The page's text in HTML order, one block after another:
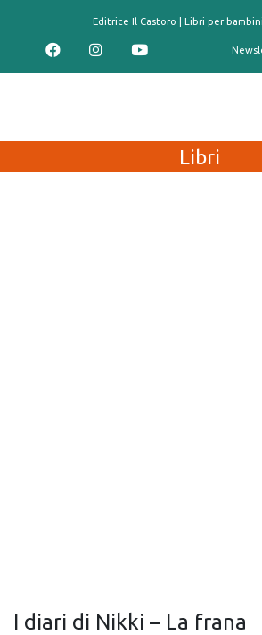
Editrice Il Castoro | Libri per
Libri
I diari di Nikki – La frana